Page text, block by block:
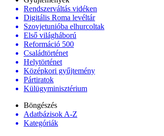
Rendszerváltás vidéken
Digitális Roma levéltár
Szovjetunióba elhurcoltak
Első világháború
Reformáció 500
Családtörténet
Helytörténet
Középkori gyűjtemény
Pártiratok
Külügyminisztérium
Böngészés
Adatbázisok A-Z
Kategóriák